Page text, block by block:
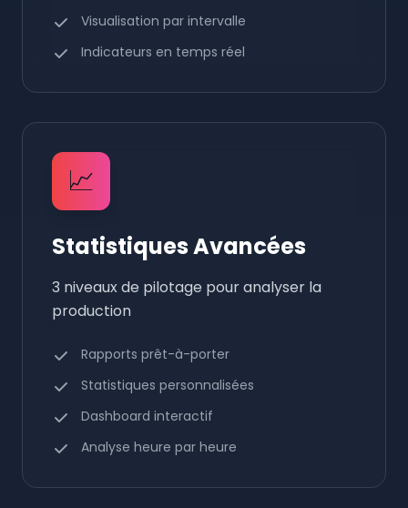
Visualisation par intervalle
Indicateurs en temps réel
📈
Statistiques Avancées
3 niveaux de pilotage pour analyser la
production
Rapports prêt-à-porter
Statistiques personnalisées
Dashboard interactif
Analyse heure par heure